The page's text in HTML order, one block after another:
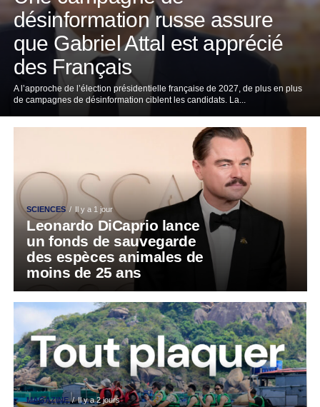
désinformation russe assure
que Gabriel Attal est apprécié
des Français
A l’approche de l’élection présidentielle française de 2027, de plus en plus
de campagnes de désinformation ciblent les candidats. La...
SCIENCES Il y a 1 jour
Leonardo DiCaprio lance
un fonds de sauvegarde
des espèces animales de
moins de 25 ans
MAGAZINE Il y a 2 jours